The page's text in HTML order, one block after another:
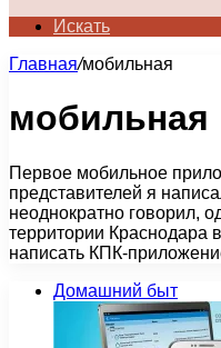
Искать
Главная/мобильная
мобильная
Первое мобильное
представителей я
неоднократно говорил,
территории Краснодара
написать КПК-
Домашний быт